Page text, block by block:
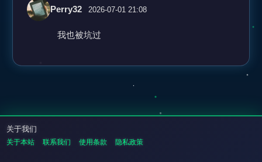
Perry32 2026-07-01 21:08
我也被坑过
关于我们
关于本站 联系我们 使用条款 隐私政策